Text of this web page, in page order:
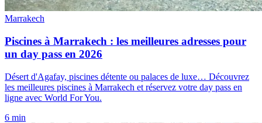
Marrakech
Piscines à Marrakech : les meilleures adresses pour
un day pass en 2026
Désert d'Agafay, piscines détente ou palaces de luxe… Découvrez
les meilleures piscines à Marrakech et réservez votre day pass en
ligne avec World For You.
6 min